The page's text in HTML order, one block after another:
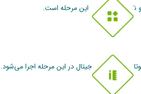
و نقشه مشتری در این مرحله است.